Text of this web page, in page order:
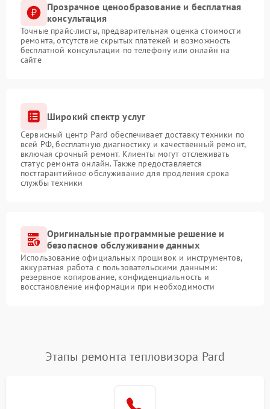
Прозрачное ценообразование и бесплатная
консультация
Точные прайс-листы, предварительная оценка стоимости
ремонта, отсутствие скрытых платежей и возможность
бесплатной консультации по телефону или онлайн на
сайте
Широкий спектр услуг
Сервисный центр Pard обеспечивает доставку техники по
всей РФ, бесплатную диагностику и качественный ремонт,
включая срочный ремонт. Клиенты могут отслеживать
статус ремонта онлайн. Также предоставляется
постгарантийное обслуживание для продления срока
службы техники
Оригинальные программные решение и
безопасное обслуживание данных
Использование официальных прошивок и инструментов,
аккуратная работа с пользовательскими данными:
резервное копирование, конфиденциальность и
восстановление информации при необходимости
Этапы ремонта тепловизора Pard